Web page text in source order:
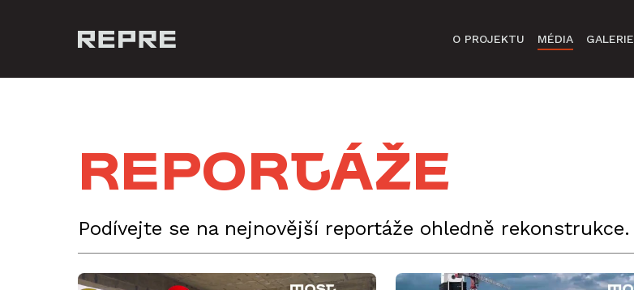
O PROJEKTU MÉDIA GALERIE
Reportáže
Podívejte se na nejnovější reportáže ohledně rekonstrukce.